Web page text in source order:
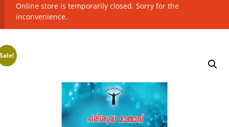
Online store is temporarily closed. Sorry for the
inconvenience.
Sale!